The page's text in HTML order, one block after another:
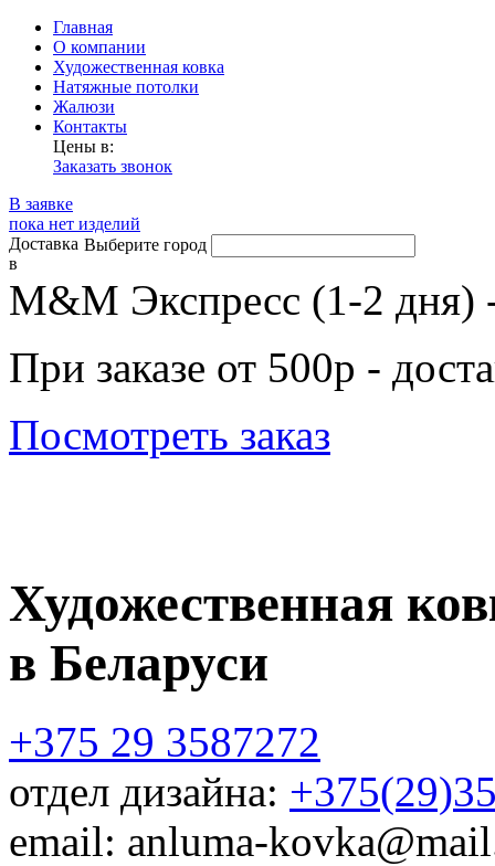
Главная
О компании
Художественная ковка
Натяжные потолки
Жалюзи
Контакты
Цены в:
Заказать звонок
В заявке
пока нет изделий
Доставка
в
Выберите город
М&М Экспресс (1-2 дня)
При заказе от 500р -
Посмотреть заказ
Художественная
в Беларуси
+375 29 3587272
отдел дизайна:
email: anluma-